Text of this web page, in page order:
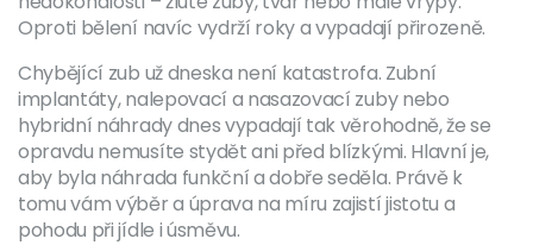
Oproti bělení navíc vydrží roky a vypadají přirozeně.
Chybějící zub už dneska není katastrofa. Zubní
implantáty, nalepovací a nasazovací zuby nebo
hybridní náhrady dnes vypadají tak věrohodně, že se
opravdu nemusíte stydět ani před blízkými. Hlavní je,
aby byla náhrada funkční a dobře seděla. Právě k
tomu vám výběr a úprava na míru zajistí jistotu a
pohodu při jídle i úsměvu.